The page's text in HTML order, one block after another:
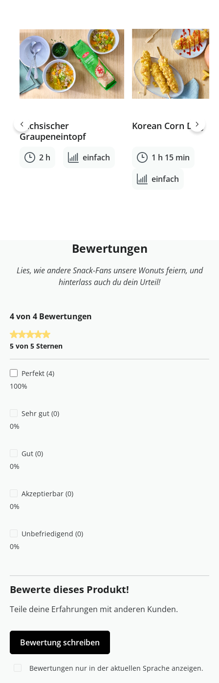
Sächsischer
Graupeneintopf
2 h einfach
Korean Corn Dog
1 h 15 min
einfach
Bewertungen
Lies, wie andere Snack‑Fans unsere Wonuts feiern, und
hinterlass auch du dein Urteil!
4 von 4 Bewertungen
Durchschnittliche Bewertung von 5 von 5 Sternen
5 von 5 Sternen
Perfekt (4)
100%
Sehr gut (0)
0%
Gut (0)
0%
Akzeptierbar (0)
0%
Unbefriedigend (0)
0%
Bewerte dieses Produkt!
Teile deine Erfahrungen mit anderen Kunden.
Bewertung schreiben
Bewertungen nur in der aktuellen Sprache anzeigen.